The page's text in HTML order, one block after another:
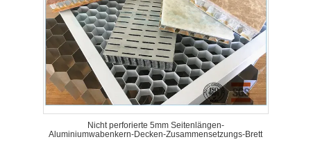
Nicht perforierte 5mm Seitenlängen-
Aluminiumwabenkern-Decken-Zusammensetzungs-Brett